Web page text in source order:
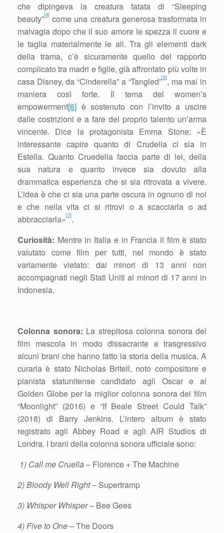
che dipingeva la creatura fatata di “Sleeping
beauty”[4] come una creatura generosa trasformata in
malvagia dopo che il suo amore le spezza il cuore e
le taglia materialmente le ali. Tra gli elementi dark
della trama, c’è sicuramente quello del rapporto
complicato tra madri e figlie, già affrontato più volte in
casa Disney, da “Cinderella” a “Tangled”[5], ma mai in
maniera così forte. Il tema del women’s
empowerment[6] è sostenuto con l’invito a uscire
dalle costrizioni e a fare del proprio talento un’arma
vincente. Dice la protagonista Emma Stone: «È
interessante capire quanto di Crudelia ci sia in
Estella. Quanto Cruedelia faccia parte di lei, della
sua natura e quanto invece sia dovuto alla
drammatica esperienza che si sia ritrovata a vivere.
L’idea è che ci sia una parte oscura in ognuno di noi
e che nella vita ci si ritrovi o a scacciarla o ad
abbracciarla»[7].
Curiosità: Mentre in Italia e in Francia il film è stato
valutato come film per tutti, nel mondo è stato
variamente vietato: dai minori di 13 anni non
accompagnati negli Stati Uniti ai minori di 17 anni in
Indonesia.
Colonna sonora: La strepitosa colonna sonora del
film mescola in modo dissacrante e trasgressivo
alcuni brani che hanno fatto la storia della musica. A
curarla è stato Nicholas Britell, noto compositore e
pianista statunitense candidato agli Oscar e ai
Golden Globe per la miglior colonna sonora dei film
“Moonlight” (2016) e “If Beale Street Could Talk”
(2018) di Barry Jenkins. L’intero album è stato
registrato agli Abbey Road e agli AIR Studios di
Londra. I brani della colonna sonora ufficiale sono:
1) Call me Cruella– Florence + The Machine
2) Bloody Well Right– Supertramp
3) Whisper Whisper– Bee Gees
4) Five to One– The Doors